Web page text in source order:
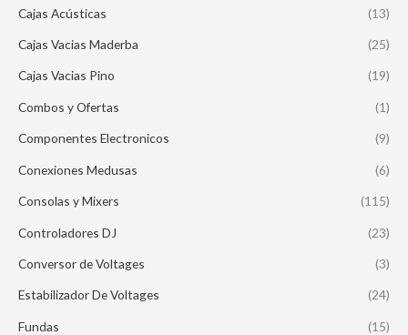
Cajas Acústicas (13)
Cajas Vacias Maderba (25)
Cajas Vacias Pino (19)
Combos y Ofertas (1)
Componentes Electronicos (9)
Conexiones Medusas (6)
Consolas y Mixers (115)
Controladores DJ (23)
Conversor de Voltages (3)
Estabilizador De Voltages (24)
Fundas (15)